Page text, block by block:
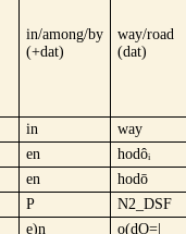
in/among/by
(+dat)
way/road
(dat)
in
way
en
hodôᵢ
en
hodō
P
N2_DSF
e)n
o(dO=|